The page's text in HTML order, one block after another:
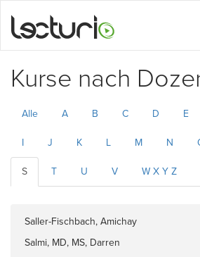
Kurse nach
Alle A B C D E
I J K L M N
S T U V W X Y Z
Saller-Fischbach, Amichay
Salmi, MD, MS, Darren